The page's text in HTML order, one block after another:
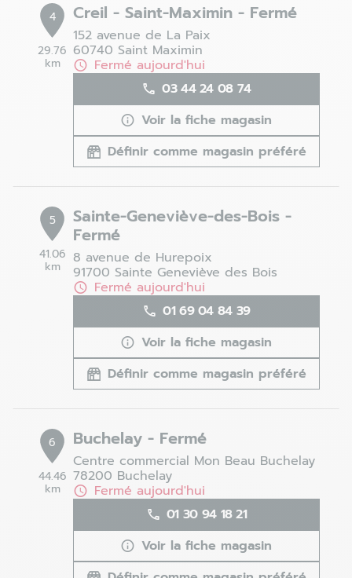
4
29.76
km
Creil - Saint-Maximin - Fermé
152 avenue de La Paix
60740 Saint Maximin
Fermé aujourd'hui
03 44 24 08 74
Voir la fiche magasin
Définir comme magasin préféré
5
41.06
km
Sainte-Geneviève-des-Bois -
Fermé
8 avenue de Hurepoix
91700 Sainte Geneviève des Bois
Fermé aujourd'hui
01 69 04 84 39
Voir la fiche magasin
Définir comme magasin préféré
6
44.46
km
Buchelay - Fermé
Centre commercial Mon Beau Buchelay
78200 Buchelay
Fermé aujourd'hui
01 30 94 18 21
Voir la fiche magasin